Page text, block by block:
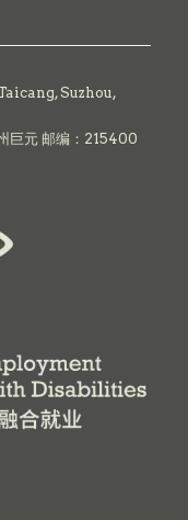
Suzhou,
巨元 邮编：215400